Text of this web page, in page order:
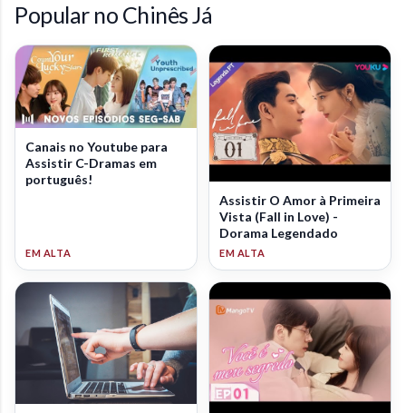
Popular no Chinês Já
Canais no Youtube para
Assistir C-Dramas em
português!
Assistir O Amor à Primeira
Vista (Fall in Love) -
Dorama Legendado